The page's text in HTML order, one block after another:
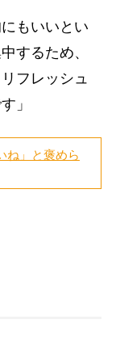
もいいとい
するため、
フレッシュ
」
ね」と褒めら